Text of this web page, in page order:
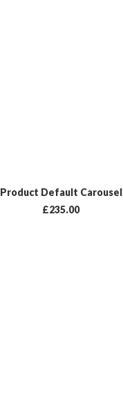
LISÄÄ OSTOSKORIIN
Product Default Carousel
£235.00